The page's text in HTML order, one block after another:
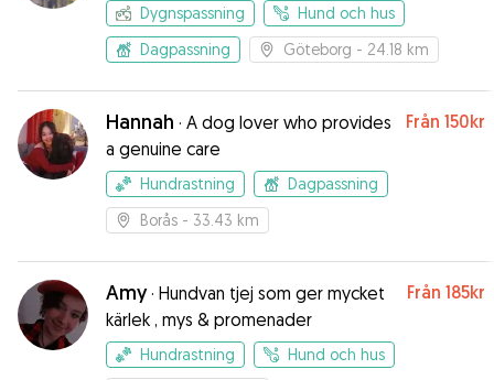
Dygnspassning
Hund och hus
Dagpassning
Göteborg - 24.18 km
Hannah · A dog lover who provides
a genuine care
Från 150kr
Hundrastning
Dagpassning
Borås - 33.43 km
Amy· Hundvan tjej som ger mycket
kärlek , mys & promenader
Från 185kr
Hundrastning
Hund och hus